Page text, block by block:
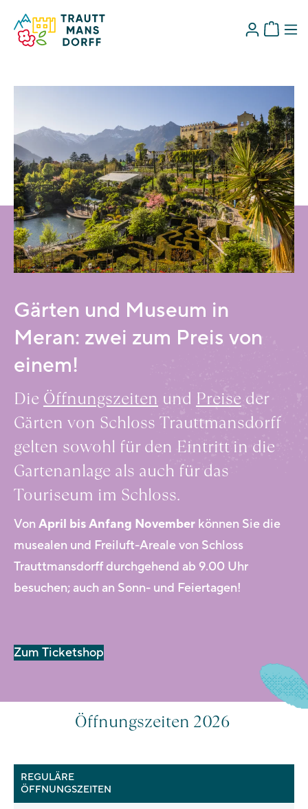
Gärten und Museum in
Meran: zwei zum Preis von
einem!
Die Öffnungszeiten und Preise der
Gärten von Schloss Trauttmansdorff
gelten sowohl für den Eintritt in die
Gartenanlage als auch für das
Touriseum im Schloss.
Von April bis Anfang November können Sie die
musealen und Freiluft-Areale von Schloss
Trauttmansdorff durchgehend ab 9.00 Uhr
besuchen; auch an Sonn- und Feiertagen!
Zum Ticketshop
Öffnungszeiten 2026
REGULÄRE
ÖFFNUNGSZEITEN